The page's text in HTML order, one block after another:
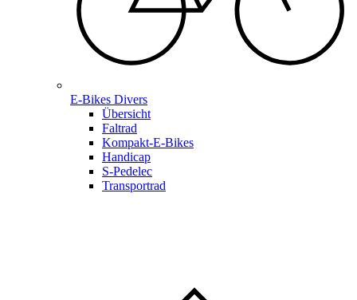
E-Bikes Divers
Übersicht
Faltrad
Kompakt-E-Bikes
Handicap
S-Pedelec
Transportrad